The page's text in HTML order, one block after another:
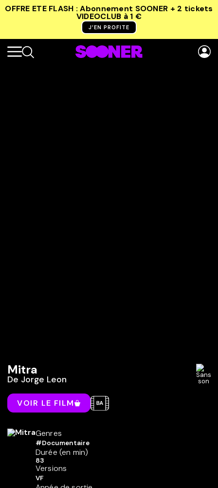
OFFRE ETE FLASH : Abonnement SOONER + 2 tickets
VIDEOCLUB à 1 €
J’EN PROFITE
Mitra
De Jorge Leon
VOIR LE FILM
Genres
#Documentaire
Durée (en min)
83
Versions
VF